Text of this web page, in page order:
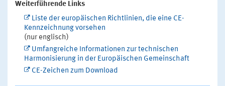
Weiterführende Links
Liste der europäischen Richtlinien, die eine CE-
Kennzeichnung vorsehen
(nur englisch)
Umfangreiche Informationen zur technischen
Harmonisierung in der Europäischen Gemeinschaft
CE-Zeichen zum Download